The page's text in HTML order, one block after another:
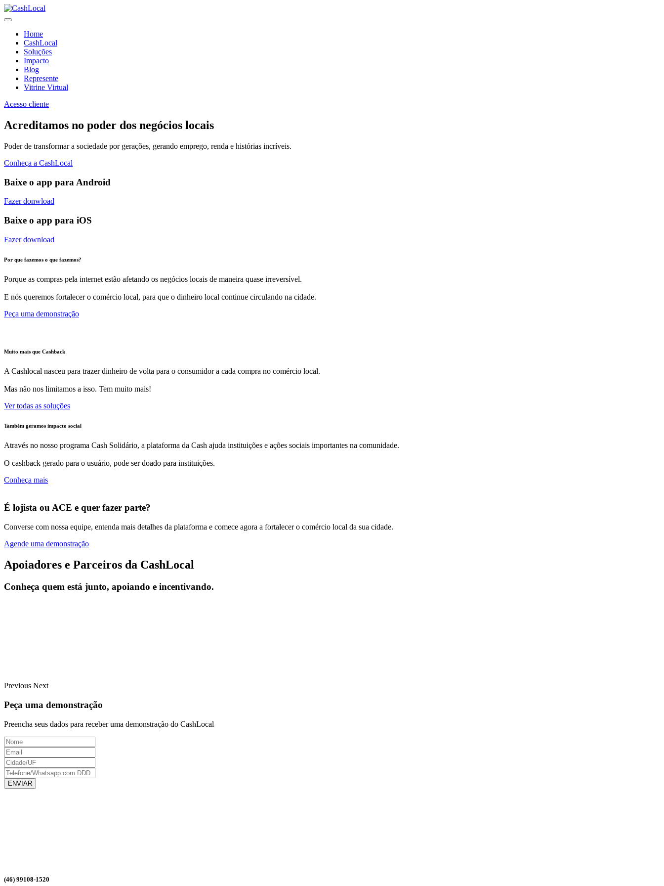
Home
CashLocal
Soluções
Impacto
Blog
Represente
Vitrine Virtual
Acesso cliente
Acreditamos no poder dos negócios locais
Poder de transformar a sociedade por gerações, gerando emprego, renda e histórias incríveis.
Conheça a CashLocal
Baixe o app para Android
Fazer donwload
Baixe o app para iOS
Fazer download
Por que fazemos o que fazemos?
Porque as compras pela internet estão afetando os negócios locais de maneira quase irreversível.
E nós queremos fortalecer o comércio local, para que o dinheiro local continue circulando na cidade.
Peça uma demonstração
Muito mais que Cashback
A Cashlocal nasceu para trazer dinheiro de volta para o consumidor a cada compra no comércio local.
Mas não nos limitamos a isso. Tem muito mais!
Ver todas as soluções
Também geramos impacto social
Através no nosso programa Cash Solidário, a plataforma da Cash ajuda instituições e ações sociais importantes na comunidade.
O cashback gerado para o usuário, pode ser doado para instituições.
Conheça mais
É lojista ou ACE e quer fazer parte?
Converse com nossa equipe, entenda mais detalhes da plataforma e comece agora a fortalecer o comércio local da sua cidade.
Agende uma demonstração
Apoiadores e Parceiros da CashLocal
Conheça quem está junto, apoiando e incentivando.
Previous Next
Peça uma demonstração
Preencha seus dados para receber uma demonstração do CashLocal
ENVIAR
(46) 99108-1520